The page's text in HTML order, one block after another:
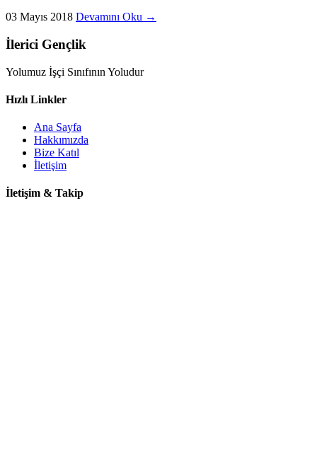
03 Mayıs 2018 Devamını Oku →
İlerici Gençlik
Yolumuz İşçi Sınıfının Yoludur
Hızlı Linkler
Ana Sayfa
Hakkımızda
Bize Katıl
İletişim
İletişim & Takip